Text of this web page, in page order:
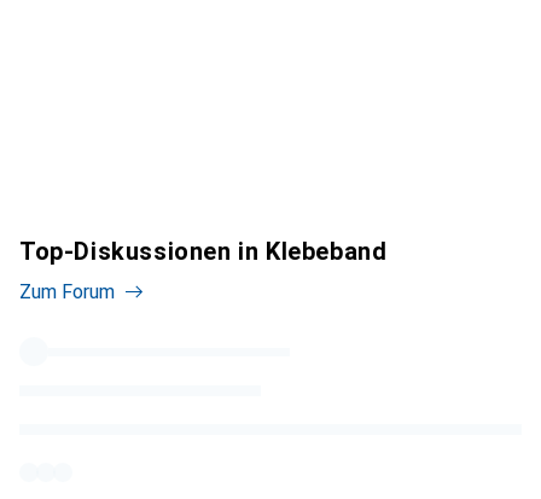
Top-Diskussionen in Klebeband
Zum Forum